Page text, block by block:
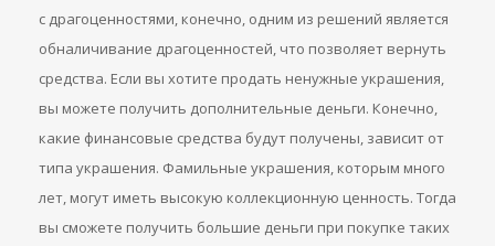
с драгоценностями, конечно, одним из решений является
обналичивание драгоценностей, что позволяет вернуть
средства. Если вы хотите продать ненужные украшения,
вы можете получить дополнительные деньги. Конечно,
какие финансовые средства будут получены, зависит от
типа украшения. Фамильные украшения, которым много
лет, могут иметь высокую коллекционную ценность. Тогда
вы сможете получить большие деньги при покупке таких